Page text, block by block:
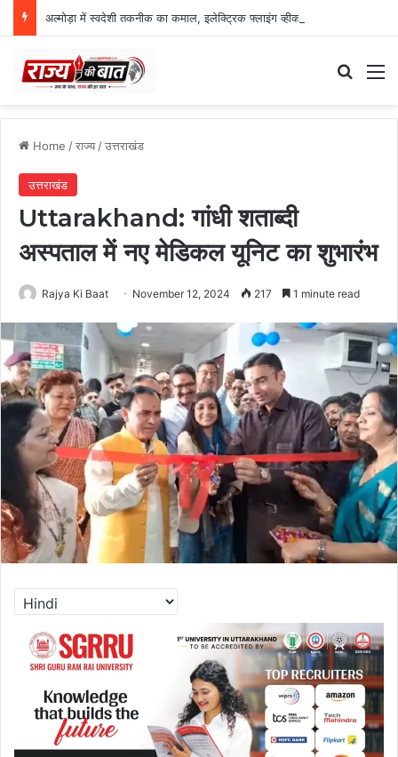
Home /राज्य/उत्तराखंड
उत्तराखंड
Uttarakhand: गांधी शताब्दी
अस्पताल में नए मेडिकल यूनिट का शुभारंभ
Rajya Ki Baat November 12, 2024 217 1 minute read